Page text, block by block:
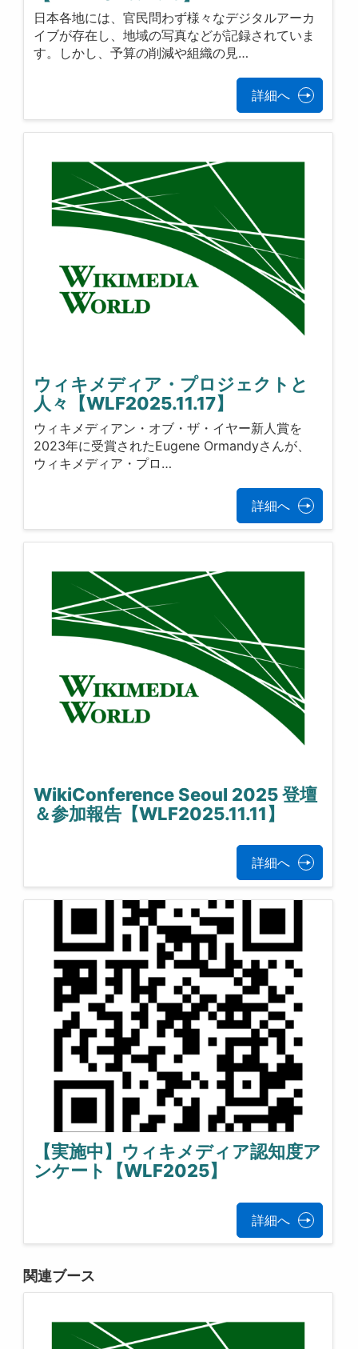
日本各地には、官民問わず様々なデジタルアーカ
イブが存在し、地域の写真などが記録されていま
す。しかし、予算の削減や組織の見…
詳細へ
ウィキメディア・プロジェクトと
人々【WLF2025.11.17】
ウィキメディアン・オブ・ザ・イヤー新人賞を
2023年に受賞されたEugene Ormandyさんが、
ウィキメディア・プロ…
詳細へ
WikiConference Seoul 2025 登壇
＆参加報告【WLF2025.11.11】
詳細へ
【実施中】ウィキメディア認知度ア
ンケート【WLF2025】
詳細へ
関連ブース